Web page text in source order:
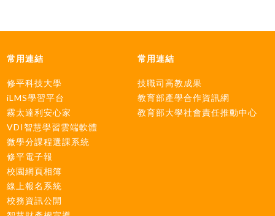
常用連結
修平科技大學
iLMS學習平台
霧太達利安心家
VDI智慧學習雲端軟體
微學分課程選課系統
修平電子報
校園網頁相簿
線上報名系統
校務資訊公開
常用連結
技職司高教成果
教育部產學合作資訊網
教育部大學社會責任推動中心